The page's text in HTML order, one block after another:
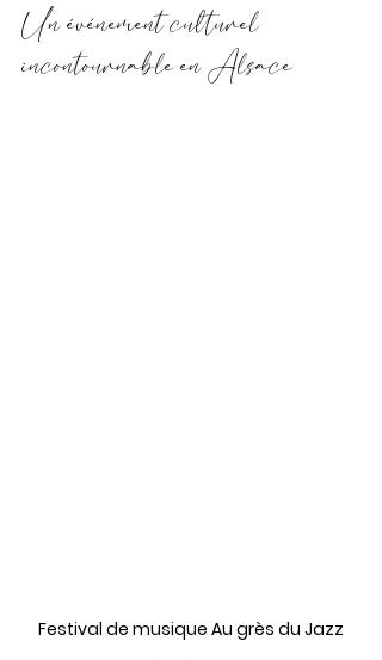
Un événement culturel
incontournable en Alsace
Festival de musique Au grès du Jazz